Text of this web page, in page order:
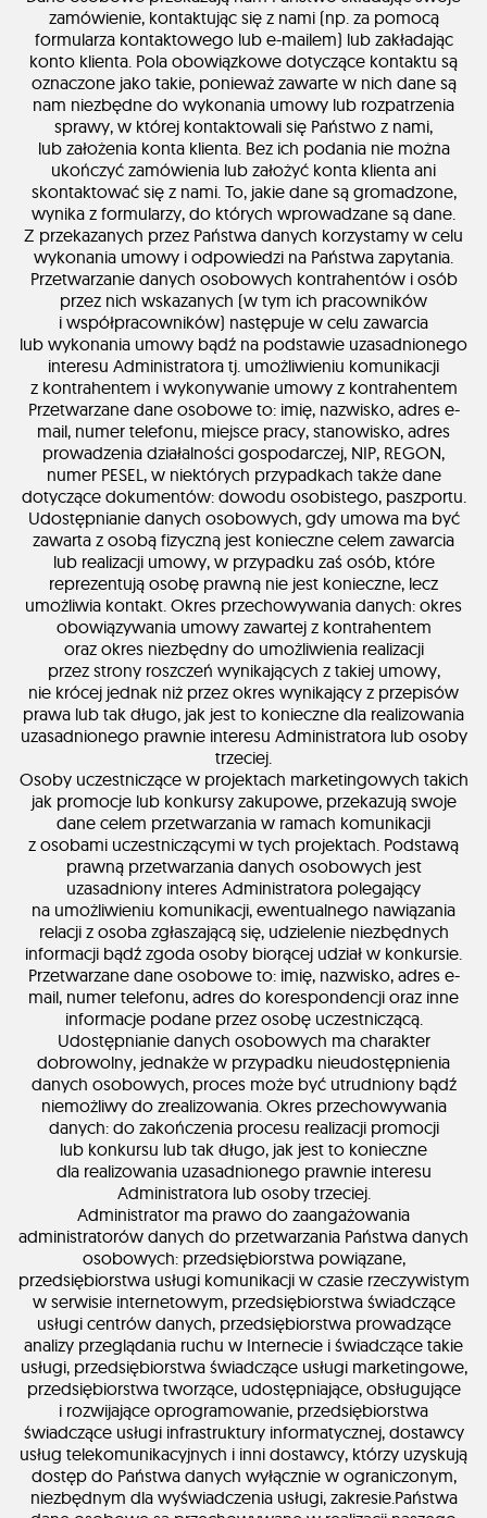
zamówienie, kontaktując się z nami (np. za pomocą
formularza kontaktowego lub e-mailem) lub zakładając
konto klienta. Pola obowiązkowe dotyczące kontaktu są
oznaczone jako takie, ponieważ zawarte w nich dane są
nam niezbędne do wykonania umowy lub rozpatrzenia
sprawy, w której kontaktowali się Państwo z nami,
lub założenia konta klienta. Bez ich podania nie można
ukończyć zamówienia lub założyć konta klienta ani
skontaktować się z nami. To, jakie dane są gromadzone,
wynika z formularzy, do których wprowadzane są dane.
Z przekazanych przez Państwa danych korzystamy w celu
wykonania umowy i odpowiedzi na Państwa zapytania.
Przetwarzanie danych osobowych kontrahentów i osób
przez nich wskazanych (w tym ich pracowników
i współpracowników) następuje w celu zawarcia
lub wykonania umowy bądź na podstawie uzasadnionego
interesu Administratora tj. umożliwieniu komunikacji
z kontrahentem i wykonywanie umowy z kontrahentem
Przetwarzane dane osobowe to: imię, nazwisko, adres e-
mail, numer telefonu, miejsce pracy, stanowisko, adres
prowadzenia działalności gospodarczej, NIP, REGON,
numer PESEL, w niektórych przypadkach także dane
dotyczące dokumentów: dowodu osobistego, paszportu.
Udostępnianie danych osobowych, gdy umowa ma być
zawarta z osobą fizyczną jest konieczne celem zawarcia
lub realizacji umowy, w przypadku zaś osób, które
reprezentują osobę prawną nie jest konieczne, lecz
umożliwia kontakt. Okres przechowywania danych: okres
obowiązywania umowy zawartej z kontrahentem
oraz okres niezbędny do umożliwienia realizacji
przez strony roszczeń wynikających z takiej umowy,
nie krócej jednak niż przez okres wynikający z przepisów
prawa lub tak długo, jak jest to konieczne dla realizowania
uzasadnionego prawnie interesu Administratora lub osoby
trzeciej.
Osoby uczestniczące w projektach marketingowych takich
jak promocje lub konkursy zakupowe, przekazują swoje
dane celem przetwarzania w ramach komunikacji
z osobami uczestniczącymi w tych projektach. Podstawą
prawną przetwarzania danych osobowych jest
uzasadniony interes Administratora polegający
na umożliwieniu komunikacji, ewentualnego nawiązania
relacji z osoba zgłaszającą się, udzielenie niezbędnych
informacji bądź zgoda osoby biorącej udział w konkursie.
Przetwarzane dane osobowe to: imię, nazwisko, adres e-
mail, numer telefonu, adres do korespondencji oraz inne
informacje podane przez osobę uczestniczącą.
Udostępnianie danych osobowych ma charakter
dobrowolny, jednakże w przypadku nieudostępnienia
danych osobowych, proces może być utrudniony bądź
niemożliwy do zrealizowania. Okres przechowywania
danych: do zakończenia procesu realizacji promocji
lub konkursu lub tak długo, jak jest to konieczne
dla realizowania uzasadnionego prawnie interesu
Administratora lub osoby trzeciej.
Administrator ma prawo do zaangażowania
administratorów danych do przetwarzania Państwa danych
osobowych: przedsiębiorstwa powiązane,
przedsiębiorstwa usługi komunikacji w czasie rzeczywistym
w serwisie internetowym, przedsiębiorstwa świadczące
usługi centrów danych, przedsiębiorstwa prowadzące
analizy przeglądania ruchu w Internecie i świadczące takie
usługi, przedsiębiorstwa świadczące usługi marketingowe,
przedsiębiorstwa tworzące, udostępniające, obsługujące
i rozwijające oprogramowanie, przedsiębiorstwa
świadczące usługi infrastruktury informatycznej, dostawcy
usług telekomunikacyjnych i inni dostawcy, którzy uzyskują
dostęp do Państwa danych wyłącznie w ograniczonym,
niezbędnym dla wyświadczenia usługi, zakresie.Państwa